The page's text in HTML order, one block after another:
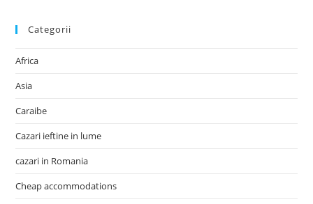
Categorii
Africa
Asia
Caraibe
Cazari ieftine in lume
cazari in Romania
Cheap accommodations